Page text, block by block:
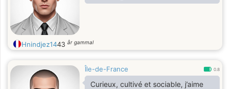
Hnindjez1443 år gammal
Île-de-France 0.8
Curieux, cultivé et sociable, j’aime